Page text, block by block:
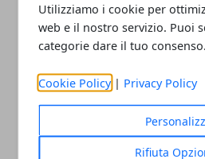
Utilizziamo i cookie per
web e il nostro servizio. Puoi
categorie dare il tuo consenso.
Cookie Policy | Privacy Policy
Rifiuta
ARTICOLI CORRELATI